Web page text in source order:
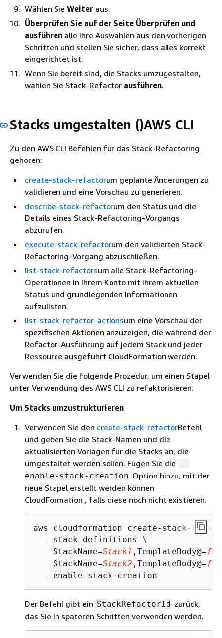
Wählen Sie Weiter aus.
Überprüfen Sie auf der Seite Überprüfen und
ausführen alle Ihre Auswahlen aus den vorherigen
Schritten und stellen Sie sicher, dass alles korrekt
eingerichtet ist.
Wenn Sie bereit sind, die Stacks umzugestalten,
wählen Sie Stack-Refactor ausführen.
Stacks umgestalten ()AWS CLI
Zu den AWS CLI Befehlen für das Stack-Refactoring
gehören:
create-stack-refactorum geplante Änderungen zu
validieren und eine Vorschau zu generieren.
describe-stack-refactorum den Status und die
Details eines Stack-Refactoring-Vorgangs
abzurufen.
execute-stack-refactorum den validierten Stack-
Refactoring-Vorgang abzuschließen.
list-stack-refactorsum alle Stack-Refactoring-
Operationen in Ihrem Konto mit ihrem aktuellen
Status und grundlegenden Informationen
aufzulisten.
list-stack-refactor-actionsum eine Vorschau der
spezifischen Aktionen anzuzeigen, die während der
Refactor-Ausführung auf jedem Stack und jeder
Ressource ausgeführt CloudFormation werden.
Verwenden Sie die folgende Prozedur, um einen Stapel
unter Verwendung des AWS CLI zu refaktorisieren.
Um Stacks umzustrukturieren
Verwenden Sie den create-stack-refactorBefehl
und geben Sie die Stack-Namen und die
aktualisierten Vorlagen für die Stacks an, die
umgestaltet werden sollen. Fügen Sie die --
enable-stack-creation Option hinzu, mit der
neue Stapel erstellt werden können
CloudFormation , falls diese noch nicht existieren.
aws cloudformation create-stack-
  --stack-definitions \
    StackName=
Stack1 ,TemplateBody@=
    StackName=
Stack2 ,TemplateBody@=
  --enable-stack-creation
Der Befehl gibt ein StackRefactorId zurück,
das Sie in späteren Schritten verwenden werden.